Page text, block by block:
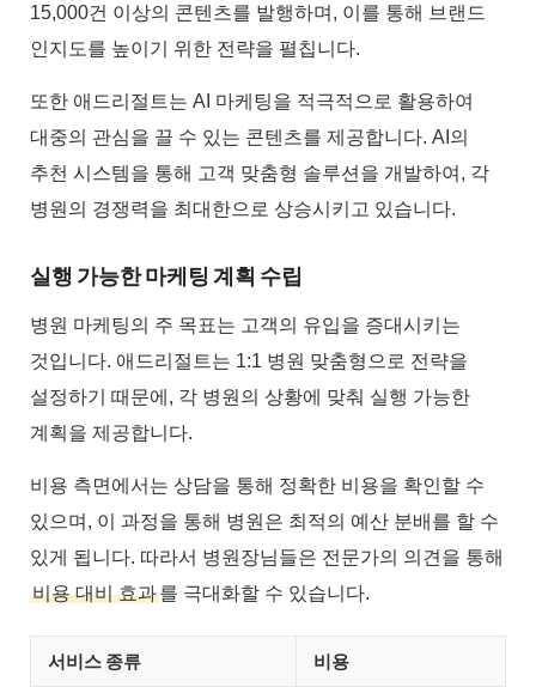
15,000건 이상의 콘텐츠를 발행하며, 이를 통해 브랜드
인지도를 높이기 위한 전략을 펼칩니다.
또한 애드리절트는 AI 마케팅을 적극적으로 활용하여
대중의 관심을 끌 수 있는 콘텐츠를 제공합니다. AI의
추천 시스템을 통해 고객 맞춤형 솔루션을 개발하여, 각
병원의 경쟁력을 최대한으로 상승시키고 있습니다.
실행 가능한 마케팅 계획 수립
병원 마케팅의 주 목표는 고객의 유입을 증대시키는
것입니다. 애드리절트는 1:1 병원 맞춤형으로 전략을
설정하기 때문에, 각 병원의 상황에 맞춰 실행 가능한
계획을 제공합니다.
비용 측면에서는 상담을 통해 정확한 비용을 확인할 수
있으며, 이 과정을 통해 병원은 최적의 예산 분배를 할 수
있게 됩니다. 따라서 병원장님들은 전문가의 의견을 통해
비용 대비 효과를 극대화할 수 있습니다.
서비스 종류 비용